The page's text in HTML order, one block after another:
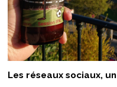
Les réseaux sociaux,